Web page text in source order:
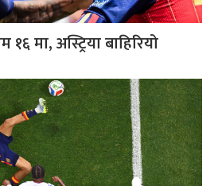
मा, अस्ट्रिया बाहिरियो